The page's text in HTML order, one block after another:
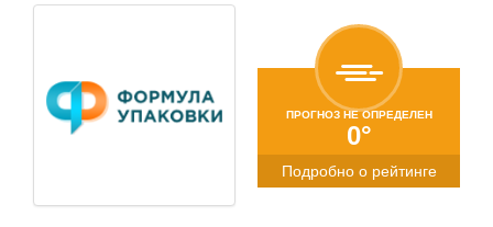
ПРОГНОЗ НЕ ОПРЕДЕЛЕН
0°
Подробно о рейтинге